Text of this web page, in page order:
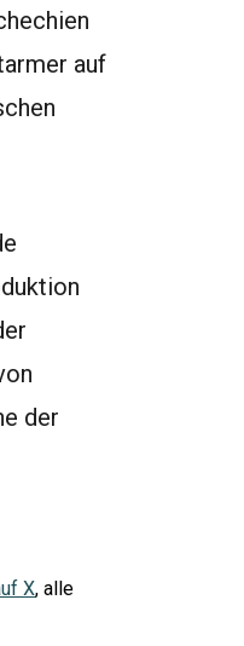
auf
der
X, alle